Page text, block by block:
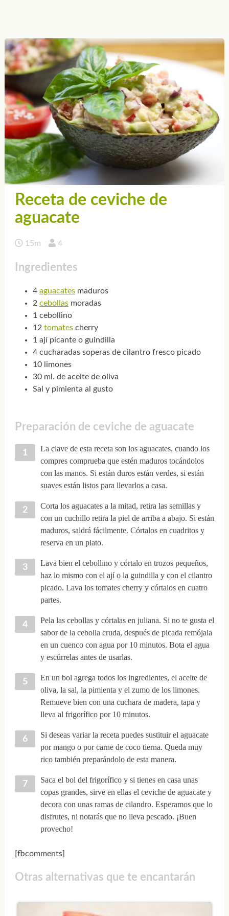
Receta de ceviche de
aguacate
15m 4
Ingredientes
4 aguacatesmaduros
2 cebollasmoradas
1 cebollino
12 tomatescherry
1 ají picante o guindilla
4 cucharadas soperas de cilantro fresco picado
10 limones
30 ml. de aceite de oliva
Sal y pimienta al gusto
Preparación de ceviche de aguacate
La clave de esta receta son los aguacates, cuando los
compres comprueba que estén maduros tocándolos
con las manos. Si están duros están verdes, si están
suaves están listos para llevarlos a casa.
Corta los aguacates a la mitad, retira las semillas y
con un cuchillo retira la piel de arriba a abajo. Si están
maduros, saldrá fácilmente. Córtalos en cuadritos y
reserva en un plato.
Lava bien el cebollino y córtalo en trozos pequeños,
haz lo mismo con el ají o la guindilla y con el cilantro
picado. Lava los tomates cherry y córtalos en cuatro
partes.
Pela las cebollas y córtalas en juliana. Si no te gusta el
sabor de la cebolla cruda, después de picada remójala
en un cuenco con agua por 10 minutos. Bota el agua
y escúrrelas antes de usarlas.
En un bol agrega todos los ingredientes, el aceite de
oliva, la sal, la pimienta y el zumo de los limones.
Remueve bien con una cuchara de madera, tapa y
lleva al frigorífico por 10 minutos.
Si deseas variar la receta puedes sustituir el aguacate
por mango o por carne de coco tierna. Queda muy
rico también preparándolo de esta manera.
Saca el bol del frigorífico y si tienes en casa unas
copas grandes, sirve en ellas el ceviche de aguacate y
decora con unas ramas de cilandro. Esperamos que lo
disfrutes, ni notarás que no lleva pescado. ¡Buen
provecho!
[fbcomments]
Otras alternativas que te encantarán